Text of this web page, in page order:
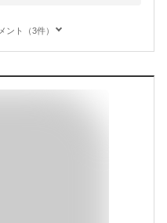
ント（3件）